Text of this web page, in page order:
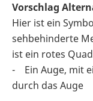
Vorschlag
Hier ist ein
sehbehinderte
ist ein rotes
- Ein Auge, mit
durch das Auge